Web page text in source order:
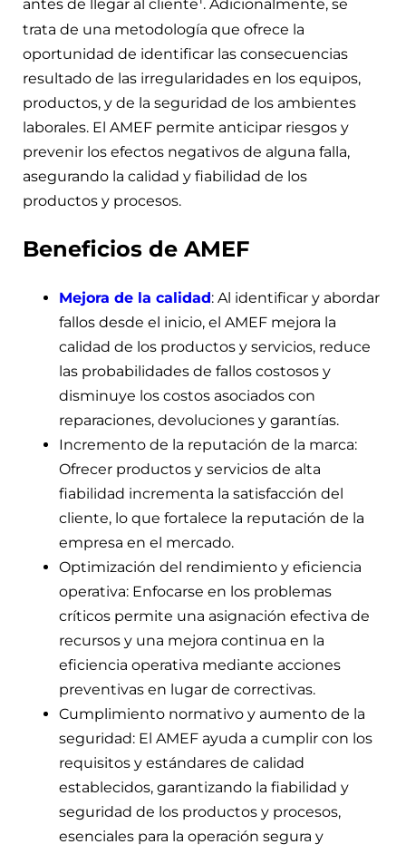
antes de llegar al cliente . Adicionalmente, se
trata de una metodología que ofrece la
oportunidad de identificar las consecuencias
resultado de las irregularidades en los equipos,
productos, y de la seguridad de los ambientes
laborales. El AMEF permite anticipar riesgos y
prevenir los efectos negativos de alguna falla,
asegurando la calidad y fiabilidad de los
productos y procesos.
Beneficios de AMEF
Mejora de la calidad: Al identificar y abordar
fallos desde el inicio, el AMEF mejora la
calidad de los productos y servicios, reduce
las probabilidades de fallos costosos y
disminuye los costos asociados con
reparaciones, devoluciones y garantías.
Incremento de la reputación de la marca:
Ofrecer productos y servicios de alta
fiabilidad incrementa la satisfacción del
cliente, lo que fortalece la reputación de la
empresa en el mercado.
Optimización del rendimiento y eficiencia
operativa: Enfocarse en los problemas
críticos permite una asignación efectiva de
recursos y una mejora continua en la
eficiencia operativa mediante acciones
preventivas en lugar de correctivas.
Cumplimiento normativo y aumento de la
seguridad: El AMEF ayuda a cumplir con los
requisitos y estándares de calidad
establecidos, garantizando la fiabilidad y
seguridad de los productos y procesos,
esenciales para la operación segura y